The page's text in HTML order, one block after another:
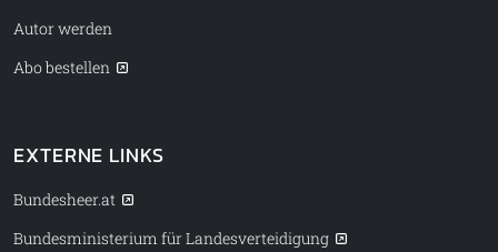
Autor werden
Abo bestellen
EXTERNE LINKS
Bundesheer.at
Bundesministerium für Landesverteidigung